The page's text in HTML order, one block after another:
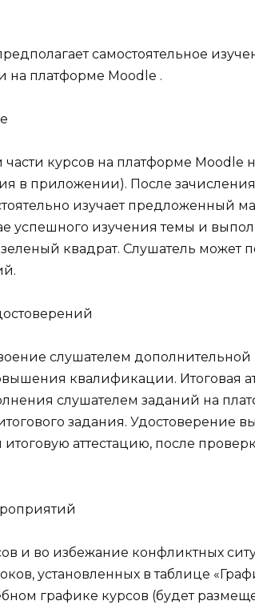
самостоятельное
на платформе Moodle .
курсов на платформе Moodle
в приложении). После
изучает предложенный
успешного изучения темы и
квадрат. Слушатель может
слушателем дополнительной
квалификации. Итоговая
слушателем заданий на
задания. Удостоверение
аттестацию, после
и во избежание конфликтных
установленных в таблице
графике курсов (будет